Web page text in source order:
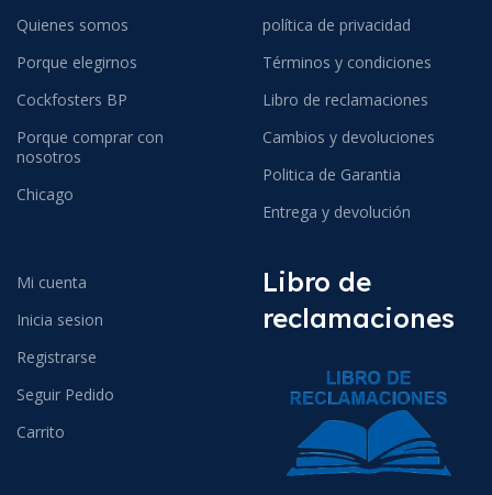
Quienes somos
Porque elegirnos
Cockfosters BP
Porque comprar con
nosotros
Chicago
política de privacidad
Términos y condiciones
Libro de reclamaciones
Cambios y devoluciones
Politica de Garantia
Entrega y devolución
Mi cuenta
Inicia sesion
Registrarse
Seguir Pedido
Carrito
Libro de
reclamaciones